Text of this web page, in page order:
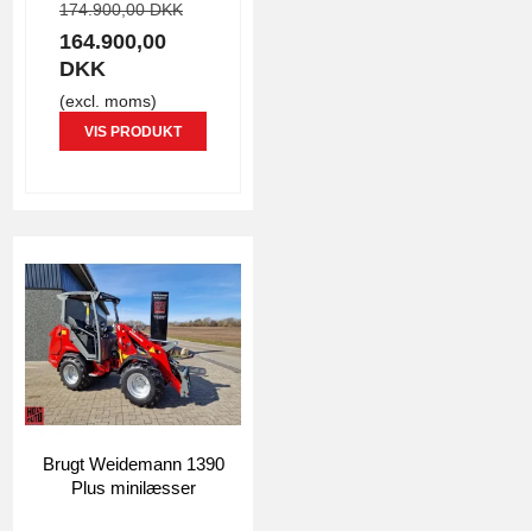
174.900,00 DKK
164.900,00
DKK
(excl. moms)
VIS PRODUKT
Brugt Weidemann 1390
Plus minilæsser